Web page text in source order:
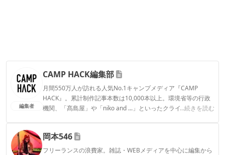
編集者
CAMP HACK編集部
月間550万人が訪れる人気No.1キャンプメディア『CAMP
HACK』。累計制作記事本数は10,000本以上。環境省等の行政
機関、「髙島屋」や「niko and ...」といったクライアントとの
...続きを読む
CAMP HACK編集部のプロフィール
岡本546
フリーランスの浪費家。雑誌・WEBメディアを中心に編集から